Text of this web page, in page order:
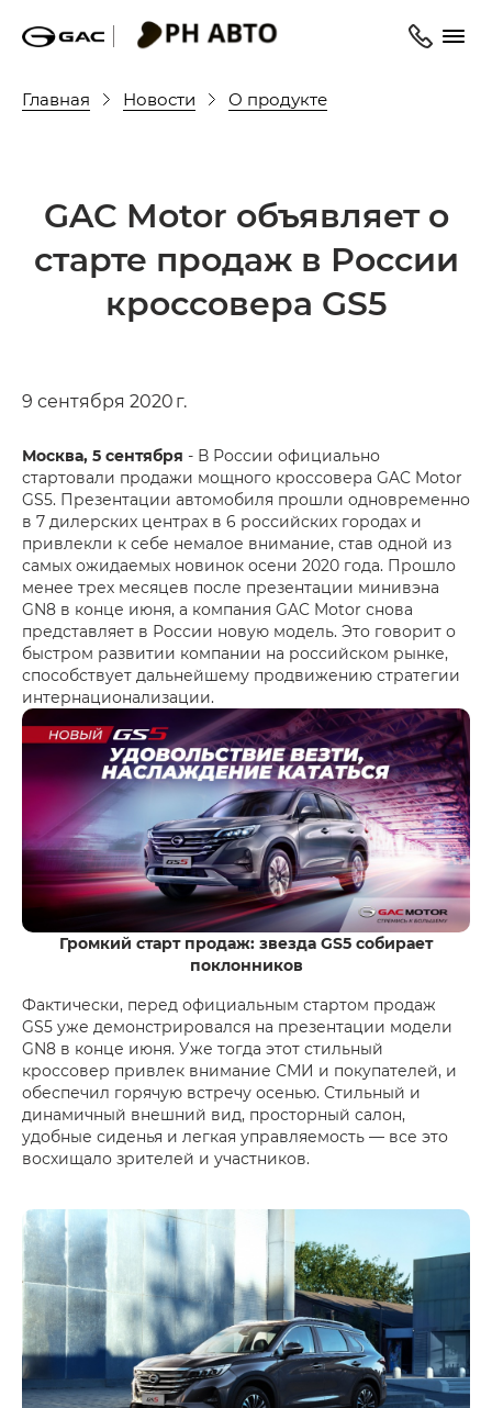
Главная Новости О продукте
GAC Motor объявляет о
старте продаж в России
кроссовера GS5
9 сентября 2020 г.
Москва, 5 сентября - В России официально
стартовали продажи мощного кроссовера GAC Motor
GS5. Презентации автомобиля прошли одновременно
в 7 дилерских центрах в 6 российских городах и
привлекли к себе немалое внимание, став одной из
самых ожидаемых новинок осени 2020 года. Прошло
менее трех месяцев после презентации минивэна
GN8 в конце июня, а компания GAC Motor снова
представляет в России новую модель. Это говорит о
быстром развитии компании на российском рынке,
способствует дальнейшему продвижению стратегии
интернационализации.
Громкий старт продаж: звезда GS5 собирает
поклонников
Фактически, перед официальным стартом продаж
GS5 уже демонстрировался на презентации модели
GN8 в конце июня. Уже тогда этот стильный
кроссовер привлек внимание СМИ и покупателей, и
обеспечил горячую встречу осенью. Стильный и
динамичный внешний вид, просторный салон,
удобные сиденья и легкая управляемость — все это
восхищало зрителей и участников.